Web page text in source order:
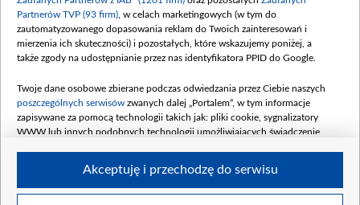
(wpłata grudzień 60,548 mln)
Dofinansowanie 900 000 000,00 PLN
Data podpisania umowy: LUTY 2026 (wpłata
kwiecień 180 mln, 7 maja 180 mln, 8
czerwca 90 mln)
Dofinansowanie 250 000 000,00 PLN
4 sierpnia 250 mln
Partnerów TVP (93 firm) , w celach marketingowych (w tym do
zautomatyzowanego dopasowania reklam do Twoich zainteresowań i
mierzenia ich skuteczności) i pozostałych, które wskazujemy poniżej, a
także zgody na udostępnianie przez nas identyfikatora PPID do Google.
Twoje dane osobowe zbierane podczas odwiedzania przez Ciebie naszych
poszczególnych serwisów zwanych dalej „Portalem”, w tym informacje
zapisywane za pomocą technologii takich jak: pliki cookie, sygnalizatory
WWW lub innych podobnych technologii umożliwiających świadczenie
Akceptuję i przechodzę do serwisu